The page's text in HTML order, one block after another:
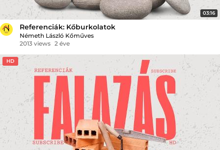
03:16
Referenciák: Kőburkolatok
Németh László Kőműves
2013 views 2 éve
HD